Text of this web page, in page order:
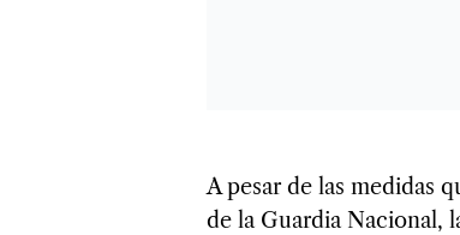
A pesar de las medidas
de la Guardia Nacional,